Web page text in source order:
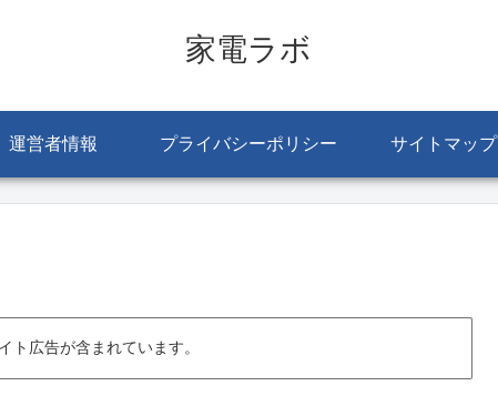
家電ラボ
運営者情報 プライバシーポリシー サイトマップ
ト広告が含まれています。